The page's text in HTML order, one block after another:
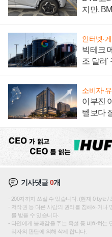
지만,
인터넷·
빅테크
조 달러'
소비자·
이부진
텔보다
기사댓글0개
200자까지 쓰실 수 있습니다. (현재 0 byte /
저작권 등 다른 사람의 권리를 침해하거나
를 받을 수 있습니다.
타인에게 불쾌감을 주는 욕설 등 비하하는
리자의 판단에 의해 삭제 합니다.